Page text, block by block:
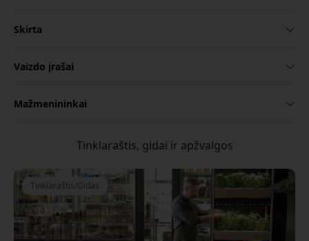
Skirta
Vaizdo įrašai
Mažmenininkai
Tinklaraštis, gidai ir apžvalgos
Tinklaraštis/Gidas